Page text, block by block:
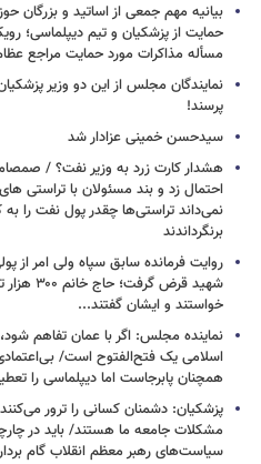
بیانیه مهم جمعی از اساتید و بزرگان
حمایت از پزشکیان و تیم دیپلماسی؛
مسأله مذاکرات مورد حمایت مراجع
پرسند!
سیدحسن خمینی عزادار شد
هشدار کارت زرد به وزیر نفت؟ /
احتمال زد و بند مسئولان با تراستی
نمی‌داند تراستی‌ها چقدر پول نفت را
برنگرداندند
روایت فرمانده سابق سپاه ولی امر از
شهید قرض
خواستند و ایشان گفتند...
نماینده مجلس: اگر با عمان تفاهم
اسلامی یک فتح‌الفتوح است/
همچنان پابرجاست اما دیپلماسی را
پزشکیان: دشمنان کسانی را ترور
مشکلات جامعه ما هستند/ باید در
سیاست‌های رهبر معظم انقلاب گام